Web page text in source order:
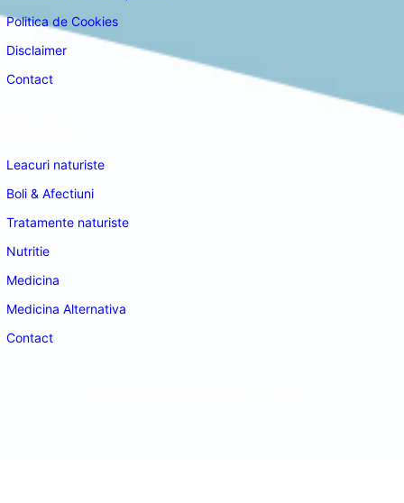
Politica de Cookies
Disclaimer
Contact
Leacuri naturiste
Boli & Afectiuni
Tratamente naturiste
Nutritie
Medicina
Medicina Alternativa
Contact